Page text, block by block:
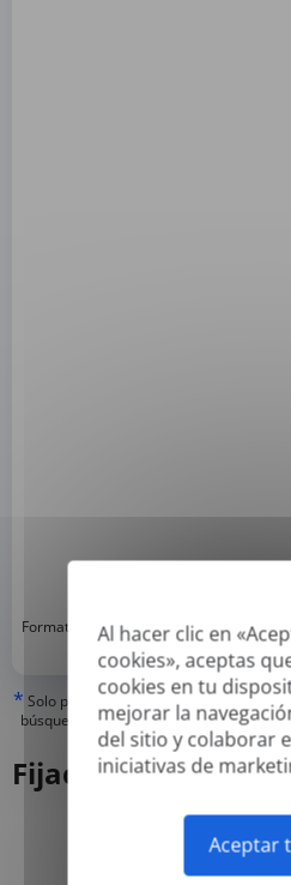
Al hacer clic en
cookies», aceptas
cookies en tu
mejorar la
del sitio y colaborar
iniciativas de
Aceptar
Formatos compatibles: DOC, DOCX,
TXT
* Solo podemos traducir pdfs
búsqueda, pero no podemos traducir
Fijación de precios
Mensual